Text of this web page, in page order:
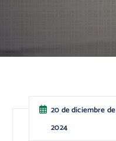
20 de diciembre de
2024